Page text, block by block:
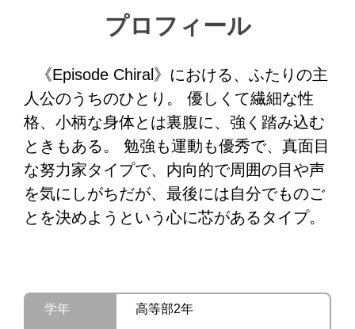
プロフィール
《Episode Chiral》における、ふたりの主
人公のうちのひとり。 優しくて繊細な性
格、小柄な身体とは裏腹に、強く踏み込む
ときもある。 勉強も運動も優秀で、真面目
な努力家タイプで、内向的で周囲の目や声
を気にしがちだが、最後には自分でものご
とを決めようという心に芯があるタイプ。
学年 高等部2年